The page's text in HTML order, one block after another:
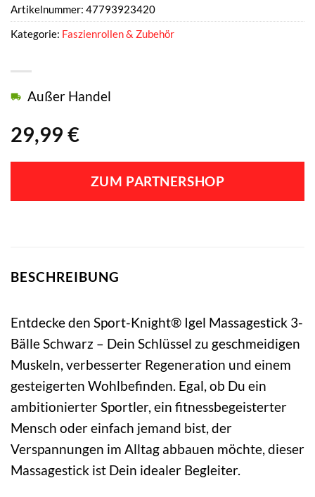
29,99 €
Außer Handel
ZUM PARTNERSHOP
Artikelnummer: 47793923420
Kategorie: Faszienrollen & Zubehör
BESCHREIBUNG
Entdecke den Sport-Knight® Igel Massagestick 3-
Bälle Schwarz – Dein Schlüssel zu geschmeidigen
Muskeln, verbesserter Regeneration und einem
gesteigerten Wohlbefinden. Egal, ob Du ein
ambitionierter Sportler, ein fitnessbegeisterter
Mensch oder einfach jemand bist, der
Verspannungen im Alltag abbauen möchte, dieser
Massagestick ist Dein idealer Begleiter.